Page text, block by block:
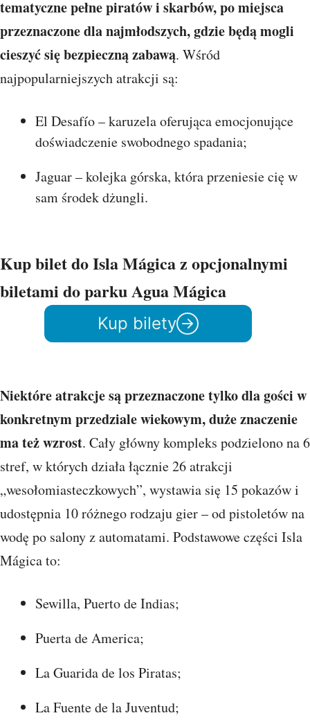
tematyczne pełne piratów i skarbów, po miejsca
przeznaczone dla najmłodszych, gdzie będą mogli
cieszyć się bezpieczną zabawą. Wśród
najpopularniejszych atrakcji są:
El Desafío – karuzela oferująca emocjonujące
doświadczenie swobodnego spadania;
Jaguar – kolejka górska, która przeniesie cię w
sam środek dżungli.
Kup bilet do Isla Mágica z opcjonalnymi
biletami do parku Agua Mágica
Kup bilety
Niektóre atrakcje są przeznaczone tylko dla gości w
konkretnym przedziale wiekowym, duże znaczenie
ma też wzrost. Cały główny kompleks podzielono na 6
stref, w których działa łącznie 26 atrakcji
„wesołomiasteczkowych”, wystawia się 15 pokazów i
udostępnia 10 różnego rodzaju gier – od pistoletów na
wodę po salony z automatami. Podstawowe części Isla
Mágica to:
Sewilla, Puerto de Indias;
Puerta de America;
La Guarida de los Piratas;
La Fuente de la Juventud;